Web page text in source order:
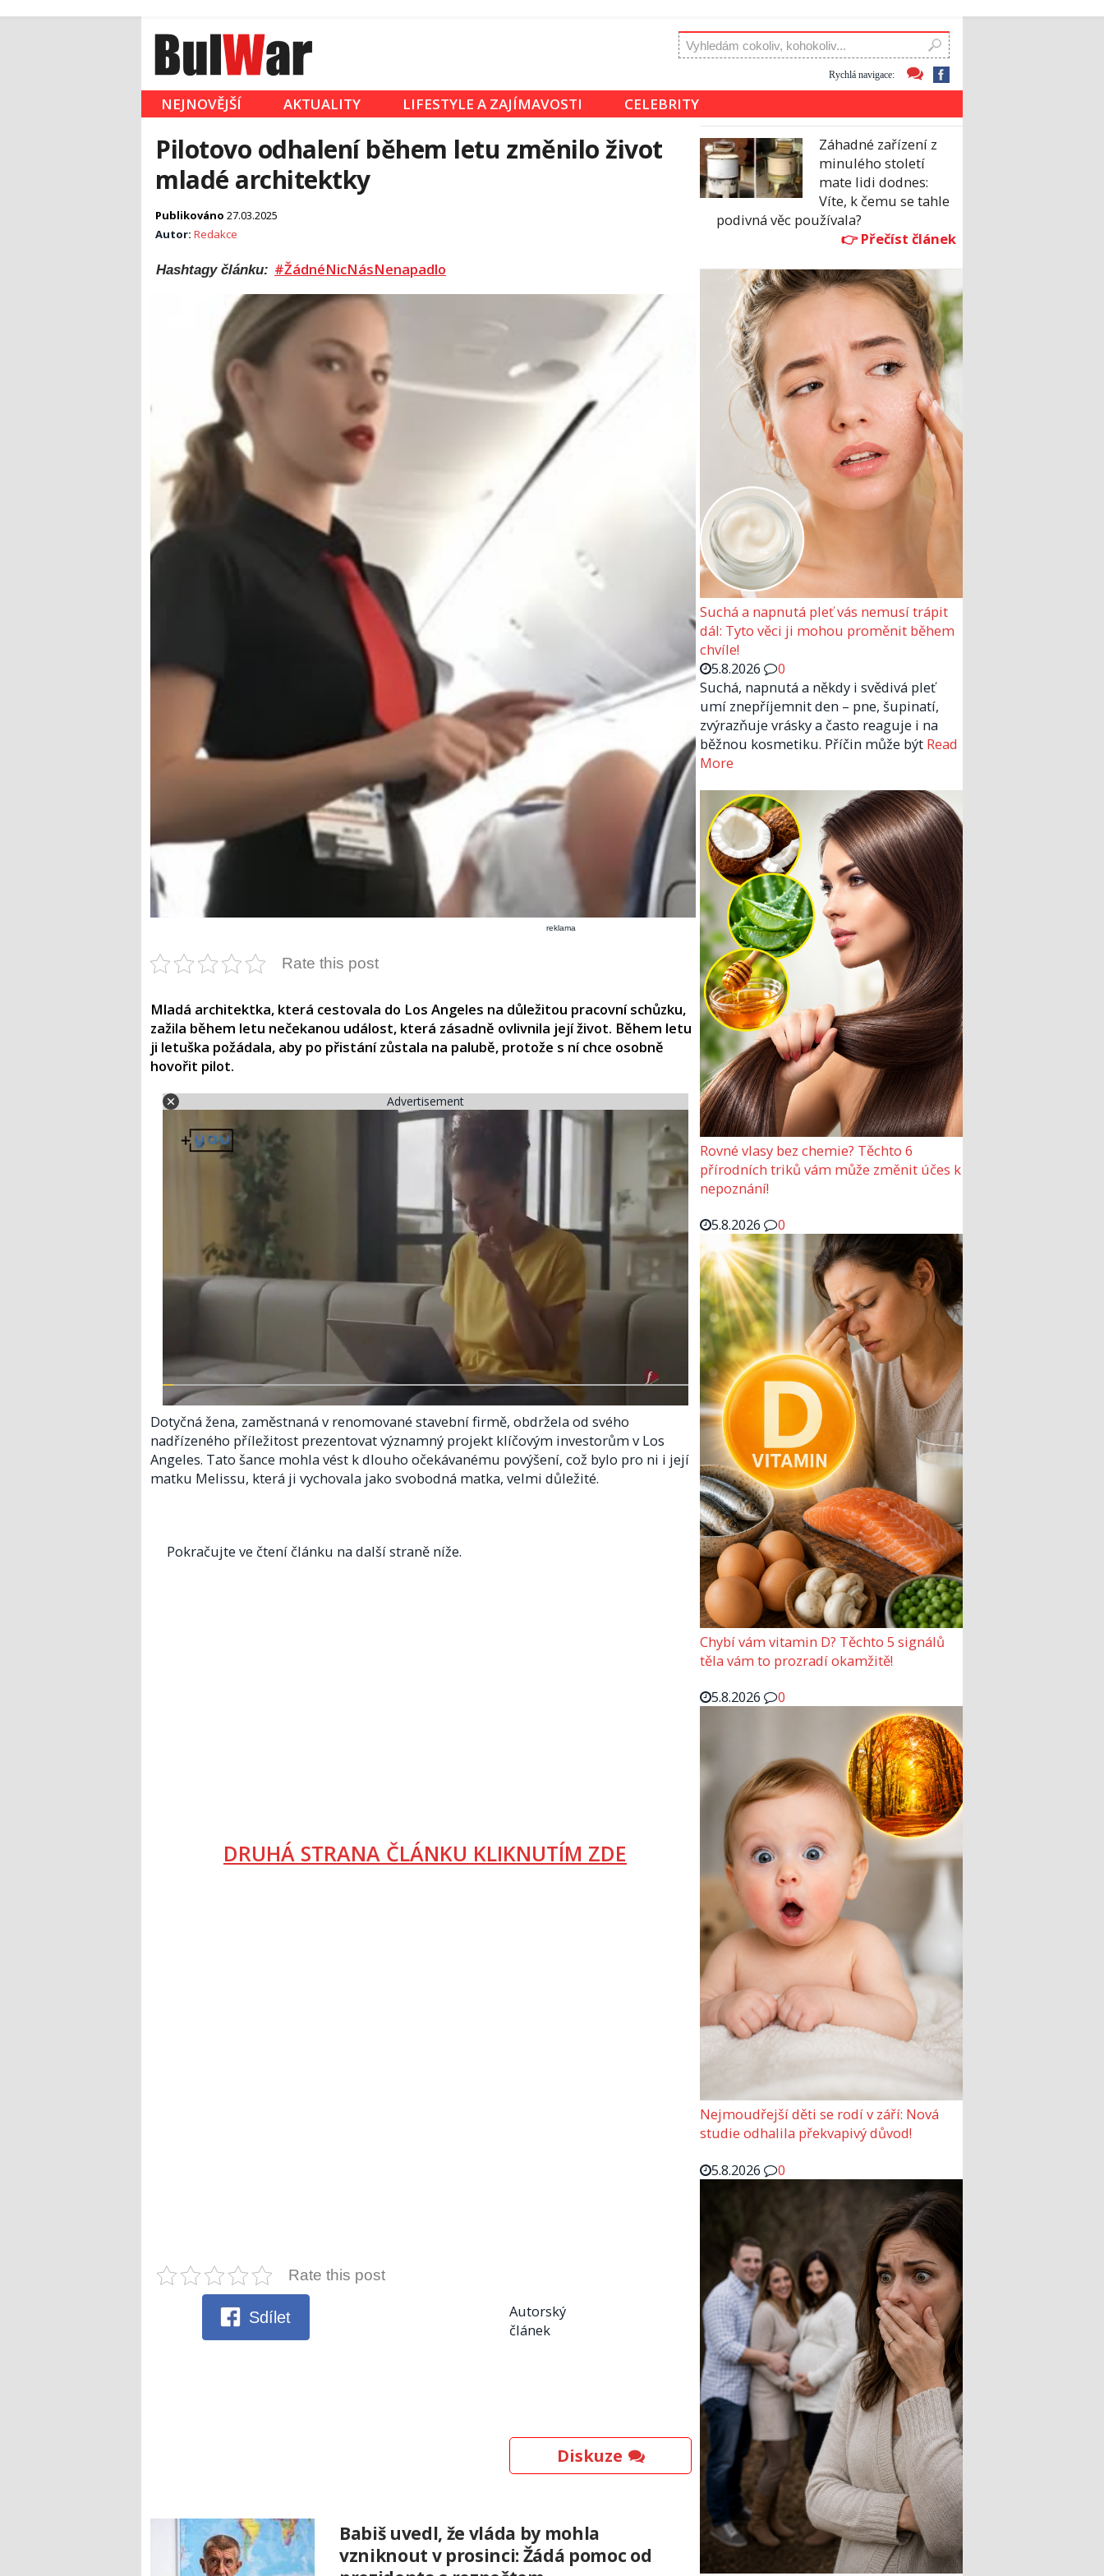
Rychlá navigace:
NEJNOVĚJŠÍ AKTUALITY LIFESTYLE A ZAJÍMAVOSTI CELEBRITY
Pilotovo odhalení během letu změnilo život
mladé architektky
Publikováno 27.03.2025
Autor: Redakce
Hashtagy článku: #ŽádnéNicNásNenapadlo
reklama
Rate this post
Mladá architektka, která cestovala do Los Angeles na důležitou pracovní schůzku,
zažila během letu nečekanou událost, která zásadně ovlivnila její život. Během letu
ji letuška požádala, aby po přistání zůstala na palubě, protože s ní chce osobně
hovořit pilot.​
Advertisement
Dotyčná žena, zaměstnaná v renomované stavební firmě, obdržela od svého
nadřízeného příležitost prezentovat významný projekt klíčovým investorům v Los
Angeles. Tato šance mohla vést k dlouho očekávanému povýšení, což bylo pro ni i její
matku Melissu, která ji vychovala jako svobodná matka, velmi důležité.
Pokračujte ve čtení článku na další straně níže.
DRUHÁ STRANA ČLÁNKU KLIKNUTÍM ZDE
Rate this post
Sdílet
Autorský
článek
Diskuze
Babiš uvedl, že vláda by mohla
vzniknout v prosinci: Žádá pomoc od
Záhadné zařízení z
minulého století
mate lidi dodnes:
Víte, k čemu se tahle
podivná věc používala?
Suchá a napnutá pleť vás nemusí trápit
dál: Tyto věci ji mohou proměnit během
chvíle!
5.8.2026
0
Suchá, napnutá a někdy i svědivá pleť
umí znepříjemnit den – pne, šupinatí,
zvýrazňuje vrásky a často reaguje i na
běžnou kosmetiku. Příčin může být Read
More
Rovné vlasy bez chemie? Těchto 6
přírodních triků vám může změnit účes k
nepoznání!
5.8.2026
0
Chybí vám vitamin D? Těchto 5 signálů
těla vám to prozradí okamžitě!
5.8.2026
0
Nejmoudřejší děti se rodí v září: Nová
studie odhalila překvapivý důvod!
5.8.2026
0